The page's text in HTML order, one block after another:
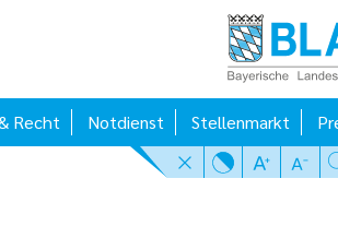
Recht Notdienst Stellenmarkt